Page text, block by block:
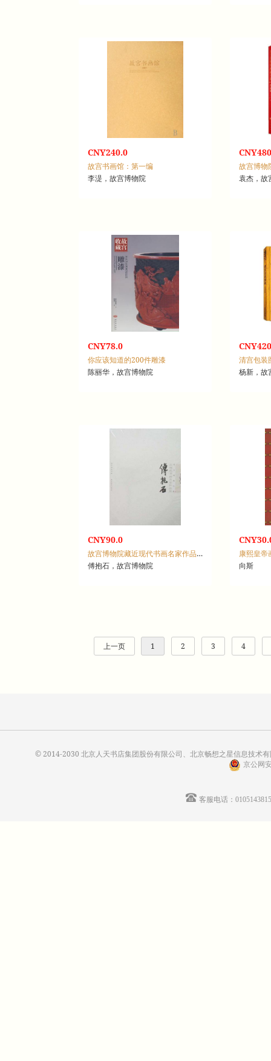
CNY240.0
故宫书画馆：第一编
李湜，故宫博物院
故宫博物
袁杰，故
CNY78.0
你应该知道的200件雕漆
陈丽华，故宫博物院
清宫包装
杨新，故
CNY90.0
故宫博物院藏近现代书画名家作品集：傅抱石
傅抱石，故宫博物院
康熙皇帝
向斯
上一页 1 2 3 4
© 2014-2030 北京人天书店集团股份有限公司、北京畅想之星信息技术
京公网
客服电话：